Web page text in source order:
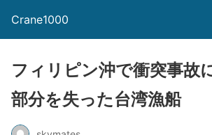
Crane1000
フィリピン沖で衝突事故
部分を失った台湾漁船